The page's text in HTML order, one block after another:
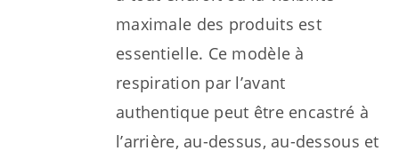
maximale des produits est
essentielle. Ce modèle à
respiration par l’avant
authentique peut être encastré à
l’arrière, au-dessus, au-dessous et